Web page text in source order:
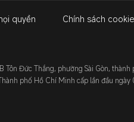
quyền Chính sách cookie
Tôn Đức Thắng, phường Sài Gòn,
phố Hồ Chí Minh cấp lần đầu ngày